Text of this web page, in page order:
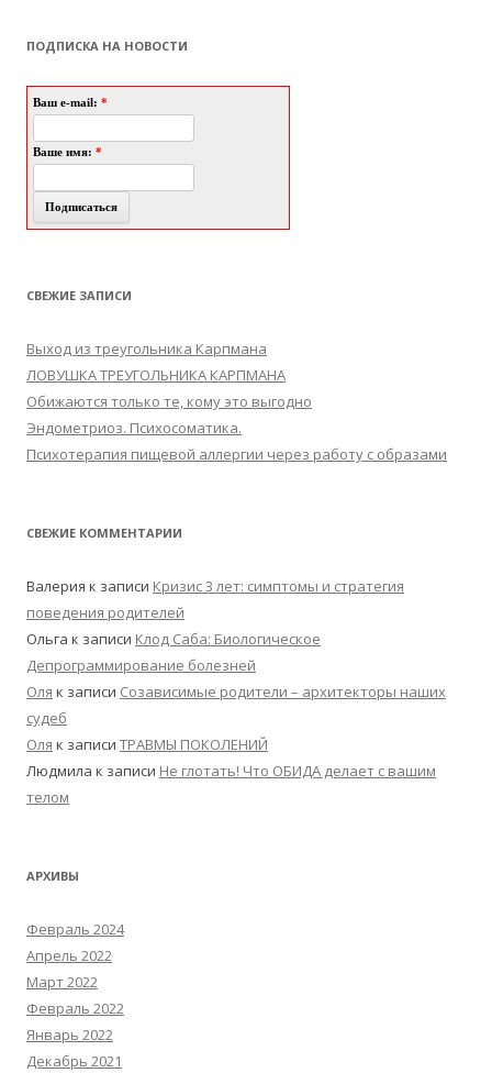
ПОДПИСКА НА НОВОСТИ
Ваш e-mail: *
Ваше имя: *
СВЕЖИЕ ЗАПИСИ
Выход из треугольника Карпмана
ЛОВУШКА ТРЕУГОЛЬНИКА КАРПМАНА
Обижаются только те, кому это выгодно
Эндометриоз. Психосоматика.
Психотерапия пищевой аллергии через работу с образами
СВЕЖИЕ КОММЕНТАРИИ
Валерия к записи Кризис 3 лет: симптомы и стратегия
поведения родителей
Ольга к записи Клод Саба: Биологическое
Депрограммирование болезней
Оля к записи Созависимые родители – архитекторы наших
судеб
Оля к записи ТРАВМЫ ПОКОЛЕНИЙ
Людмила к записи Не глотать! Что ОБИДА делает с вашим
телом
АРХИВЫ
Февраль 2024
Апрель 2022
Март 2022
Февраль 2022
Январь 2022
Декабрь 2021